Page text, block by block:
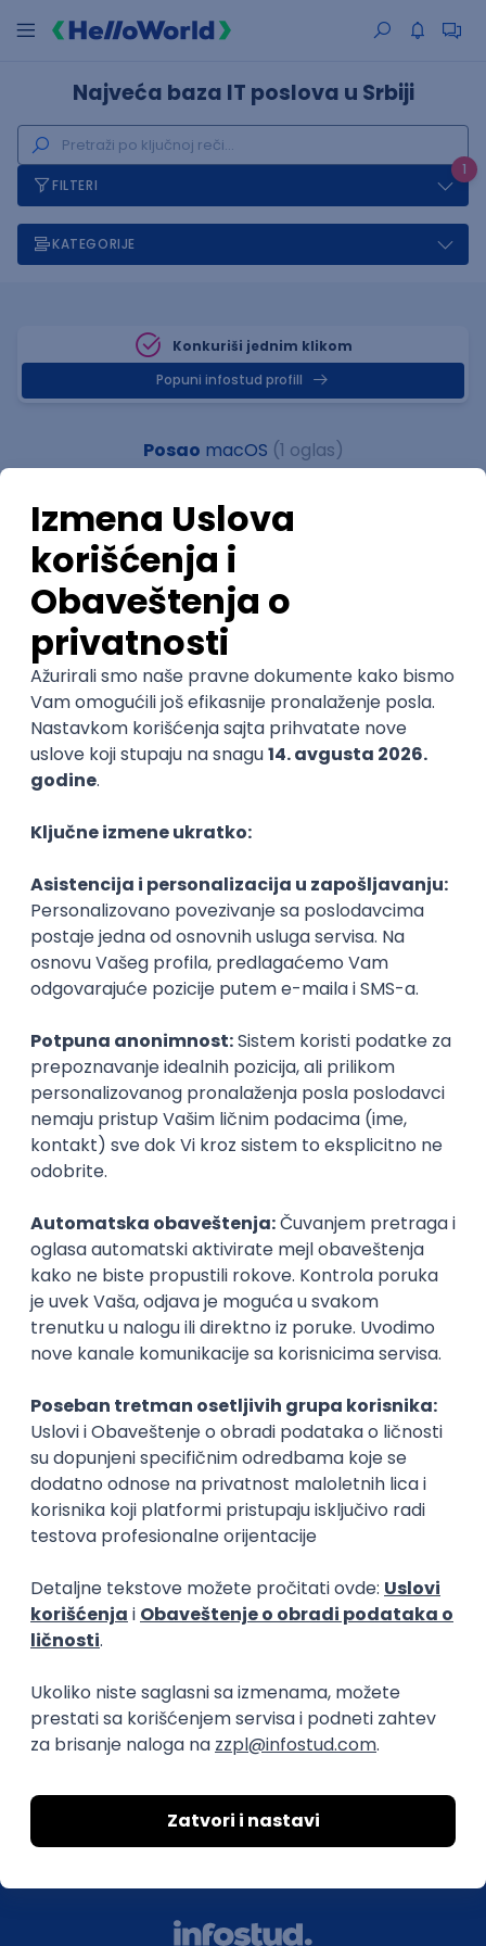
Najveća baza IT poslova u Srbiji
1
FILTERI
KATEGORIJE
Konkuriši jednim klikom
Popuni infostud profill
Posao macOS (1 oglas)
IT Security Engineer – Vulnerability
Management & Endpoint Security
STRABAG d.o.o.
Beograd
04.09.2026.
macOS
Intermediate @
POSLOVI NA MAIL
KATEGORIJA
TEHNOLOGIJA
POSLODAVAC
GRAD
SENIORITET
NAČIN RADA
Najnoviji poslovi svakog dana u tvom
inboxu
Prijavi se
Okupljamo IT zajednicu, podižemo
transparentnost domaćeg IT tržišta rada i
efikasno spajamo kandidate i poslodavce.
O nama
Za poslodavce
Uslovi korišćenja
Politika privatnosti
Za medije
Kontakt